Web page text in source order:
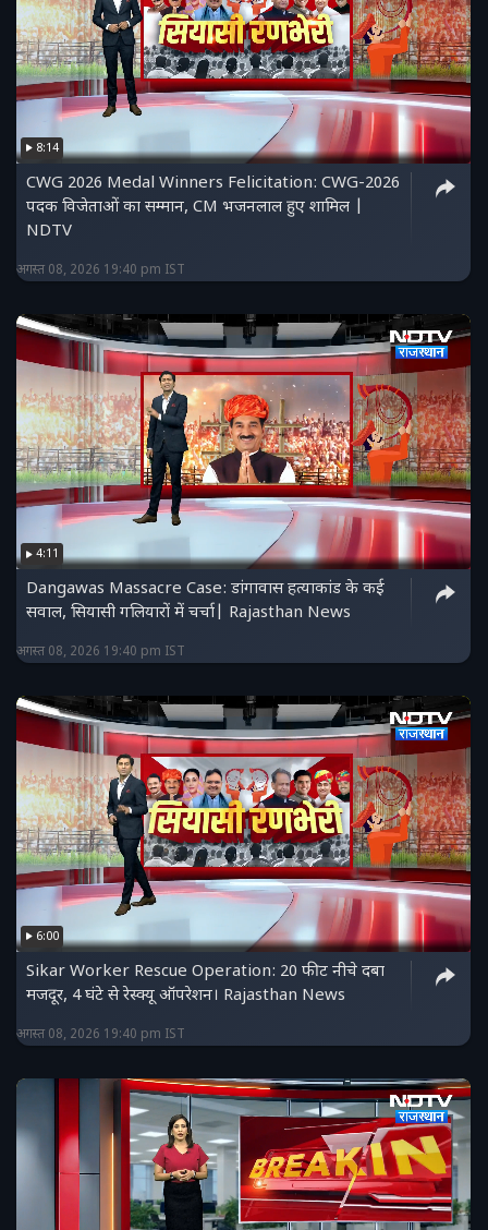
8:14
CWG 2026 Medal Winners Felicitation: CWG-2026
पदक विजेताओं का सम्मान, CM भजनलाल हुए शामिल |
NDTV
अगस्त 08, 2026 19:40 pm IST
4:11
Dangawas Massacre Case: डांगावास हत्याकांड के कई
सवाल, सियासी गलियारों में चर्चा| Rajasthan News
अगस्त 08, 2026 19:40 pm IST
6:00
Sikar Worker Rescue Operation: 20 फीट नीचे दबा
मजदूर, 4 घंटे से रेस्क्यू ऑपरेशन। Rajasthan News
अगस्त 08, 2026 19:40 pm IST